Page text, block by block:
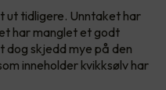
ut tidligere. Unntaket har
har manglet et godt
dog skjedd mye på den
inneholder kvikksølv har